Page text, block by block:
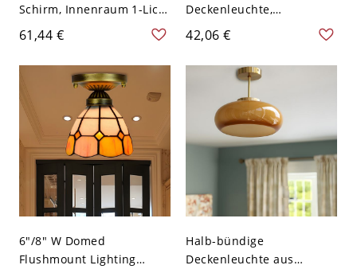
Schirm, Innenraum 1-Licht
Halb-Flushmount -
Orange 110V-120V
61,44 €
Deckenleuchte,
handgefertigt, 1 Kopf, 6"
Breite
42,06 €
6"/8" W Domed
Flushmount Lighting
Halb-bündige
Deckenleuchte aus